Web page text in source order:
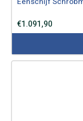
€1.091,90